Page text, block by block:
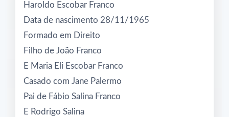
Haroldo Escobar Franco
Data de nascimento 28/11/1965
Formado em Direito
Filho de João Franco
E Maria Eli Escobar Franco
Casado com Jane Palermo
Pai de Fábio Salina Franco
E Rodrigo Salina